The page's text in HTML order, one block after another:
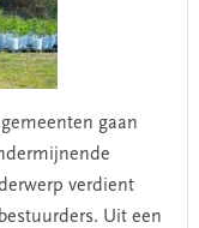
gaan
verdient
Uit een